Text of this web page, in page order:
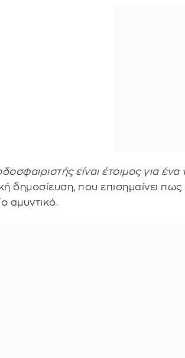
είναι έτοιμος για
δημοσίευση, που επισημαίνει πως
αμυντικό.